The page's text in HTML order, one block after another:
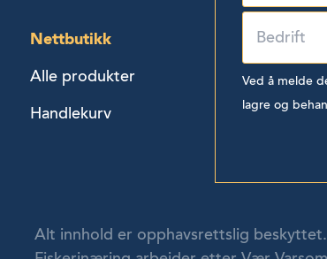
Nettbutikk
Alle produkter
Handlekurv
Ved å melde
lagre og
Alt innhold er opphavsrettslig